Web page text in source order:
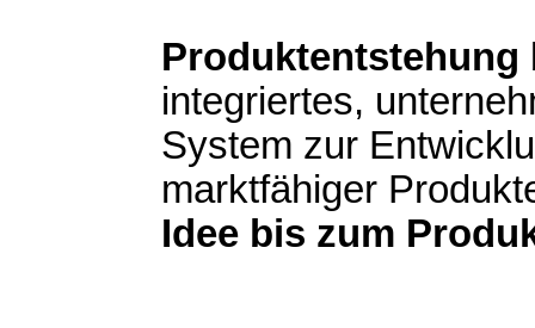
Produktentstehung
integriertes,
System zur
marktfähiger
Idee bis zum